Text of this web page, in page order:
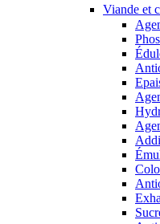
Viande et